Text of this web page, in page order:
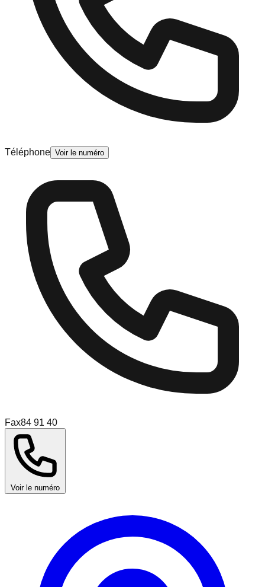
Téléphone Voir le numéro
Fax84 91 40
Voir le numéro